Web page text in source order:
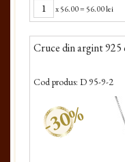
x56.00= 56.00 lei
Cruce din argint 925
Cod produs: D 95-9-2
-30%